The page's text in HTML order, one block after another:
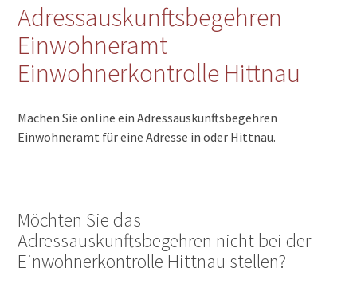
Adressauskunftsbegehren
Einwohneramt
Einwohnerkontrolle Hittnau
Machen Sie online ein Adressauskunftsbegehren
Einwohneramt für eine Adresse in oder Hittnau.
Möchten Sie das
Adressauskunftsbegehren nicht bei der
Einwohnerkontrolle Hittnau stellen?